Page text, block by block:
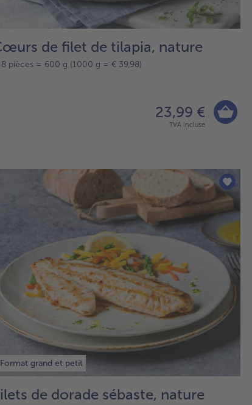
de filet de tilapia, nature
pièces = 600 g (1000 g = € 39,98)
23,99 €
TVA incluse
Format grand et petit
de dorade sébaste, nature